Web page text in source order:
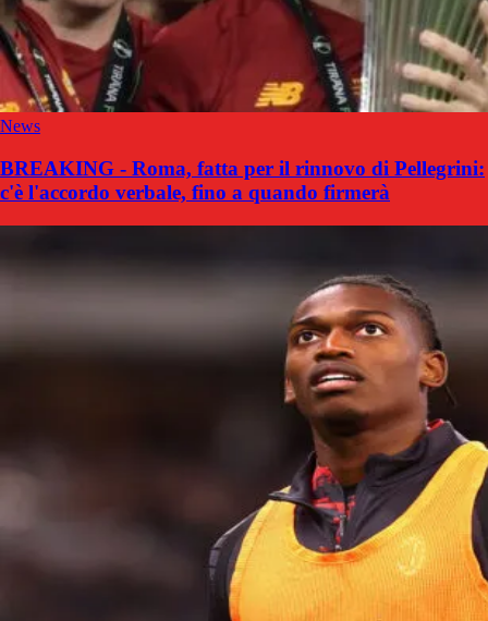
News
BREAKING - Roma, fatta per il rinnovo di Pellegrini:
c'è l'accordo verbale, fino a quando firmerà